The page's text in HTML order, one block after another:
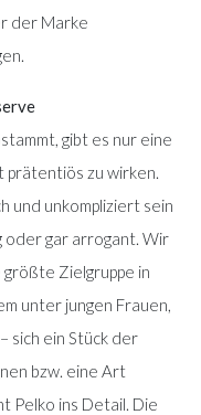
der Marke
gibt es nur eine
prätentiös zu wirken.
und unkompliziert sein
oder gar arrogant. Wir
Zielgruppe in
unter jungen Frauen,
sich ein Stück der
bzw. eine Art
Pelko ins Detail. Die